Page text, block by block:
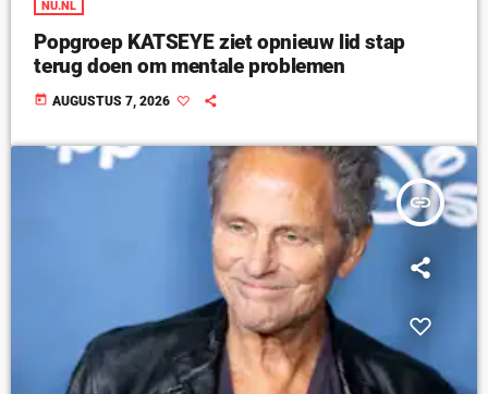
NU.NL
Popgroep KATSEYE ziet opnieuw lid stap
terug doen om mentale problemen
today AUGUSTUS 7, 2026
insert_link